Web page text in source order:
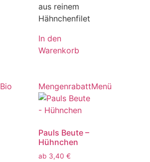
aus reinem
Hähnchenfilet
In den
Warenkorb
Bio MengenrabattMenü
Pauls Beute –
Hühnchen
ab 3,40 €